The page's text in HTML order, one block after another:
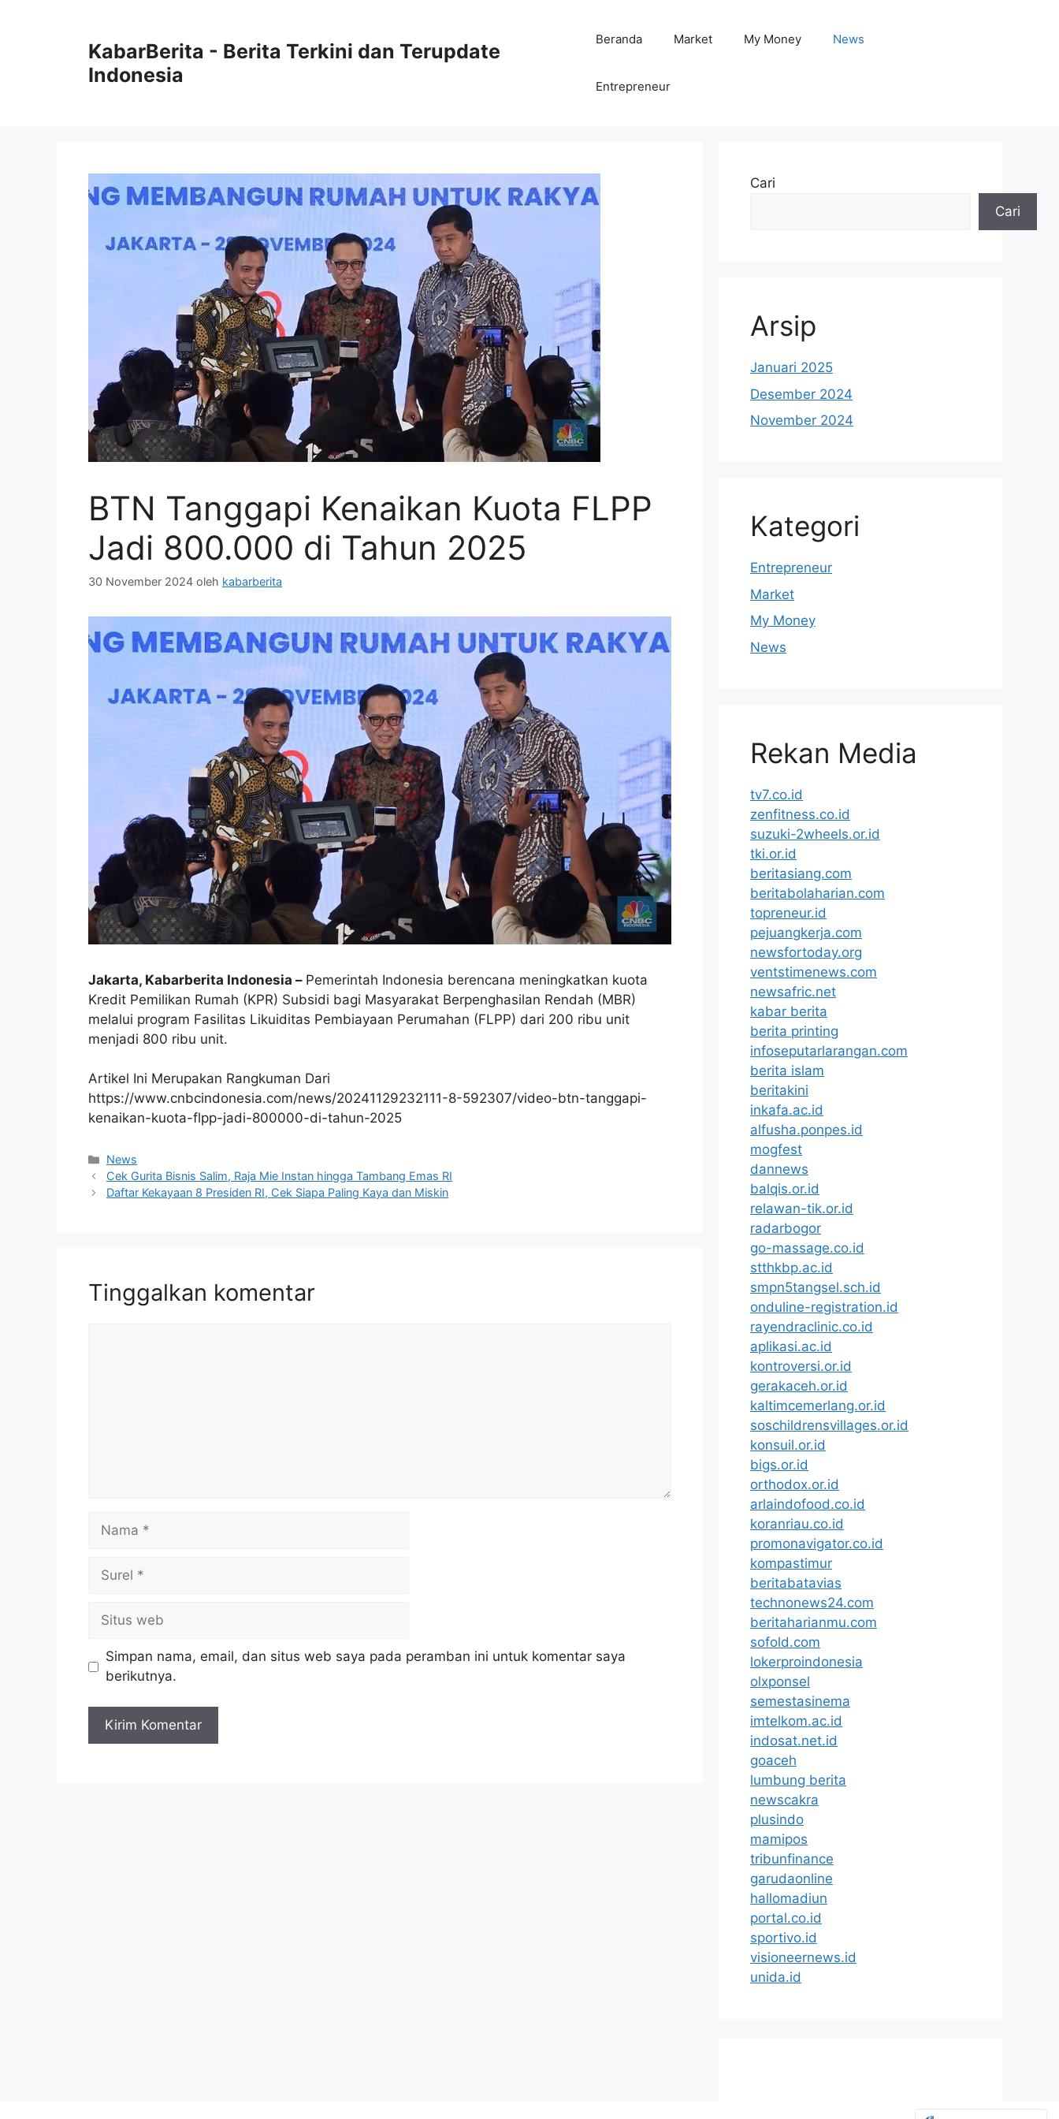
KabarBerita - Berita Terkini dan Terupdate
Indonesia
Beranda Market My Money News
Entrepreneur
BTN Tanggapi Kenaikan Kuota FLPP
Jadi 800.000 di Tahun 2025
30 November 2024 oleh kabarberita
Jakarta, Kabarberita Indonesia – Pemerintah Indonesia berencana meningkatkan kuota
Kredit Pemilikan Rumah (KPR) Subsidi bagi Masyarakat Berpenghasilan Rendah (MBR)
melalui program Fasilitas Likuiditas Pembiayaan Perumahan (FLPP) dari 200 ribu unit
menjadi 800 ribu unit.
Artikel Ini Merupakan Rangkuman Dari
https://www.cnbcindonesia.com/news/20241129232111-8-592307/video-btn-tanggapi-
kenaikan-kuota-flpp-jadi-800000-di-tahun-2025
Kategori
News
Cek Gurita Bisnis Salim, Raja Mie Instan hingga Tambang Emas RI
Daftar Kekayaan 8 Presiden RI, Cek Siapa Paling Kaya dan Miskin
Tinggalkan komentar
Nama
Surel
Situs
web
Simpan nama, email, dan situs web saya pada peramban ini untuk komentar saya
berikutnya.
Cari
Cari
Arsip
Januari 2025
Desember 2024
November 2024
Kategori
Entrepreneur
Market
My Money
News
Rekan Media
tv7.co.id
zenfitness.co.id
suzuki-2wheels.or.id
tki.or.id
beritasiang.com
beritabolaharian.com
topreneur.id
pejuangkerja.com
newsfortoday.org
ventstimenews.com
newsafric.net
kabar berita
berita printing
infoseputarlarangan.com
berita islam
beritakini
inkafa.ac.id
alfusha.ponpes.id
mogfest
dannews
balqis.or.id
relawan-tik.or.id
radarbogor
go-massage.co.id
stthkbp.ac.id
smpn5tangsel.sch.id
onduline-registration.id
rayendraclinic.co.id
aplikasi.ac.id
kontroversi.or.id
gerakaceh.or.id
kaltimcemerlang.or.id
soschildrensvillages.or.id
konsuil.or.id
bigs.or.id
orthodox.or.id
arlaindofood.co.id
koranriau.co.id
promonavigator.co.id
kompastimur
beritabatavias
technonews24.com
beritaharianmu.com
sofold.com
lokerproindonesia
olxponsel
semestasinema
imtelkom.ac.id
indosat.net.id
goaceh
lumbung berita
newscakra
plusindo
mamipos
tribunfinance
garudaonline
hallomadiun
portal.co.id
sportivo.id
visioneernews.id
unida.id